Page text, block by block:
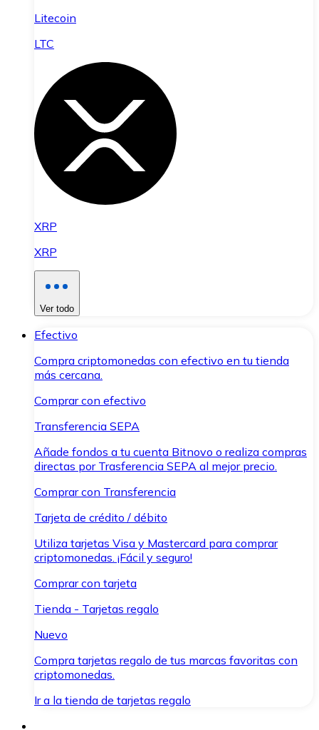
Litecoin
LTC
XRP
XRP
Ver todo
Efectivo
Compra criptomonedas con efectivo en tu tienda
más cercana.
Comprar con efectivo
Transferencia SEPA
Añade fondos a tu cuenta Bitnovo o realiza compras
directas por Trasferencia SEPA al mejor precio.
Comprar con Transferencia
Tarjeta de crédito / débito
Utiliza tarjetas Visa y Mastercard para comprar
criptomonedas. ¡Fácil y seguro!
Comprar con tarjeta
Tienda - Tarjetas regalo
Nuevo
Compra tarjetas regalo de tus marcas favoritas con
criptomonedas.
Ir a la tienda de tarjetas regalo